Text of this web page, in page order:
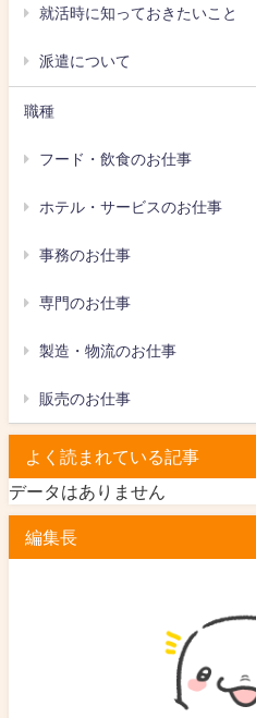
就活時に知っておきたいこと
派遣について
職種
フード・飲食のお仕事
ホテル・サービスのお仕事
事務のお仕事
専門のお仕事
製造・物流のお仕事
販売のお仕事
よく読まれている記事
データはありません
編集長